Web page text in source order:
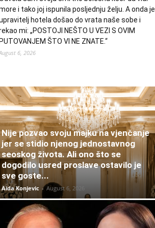
i tako joj ispunila posljednju želju. A onda je
hotela došao do vrata naše sobe i
mi: „POSTOJI NEŠTO U VEZI S OVIM
ŠTO VI NE ZNATE.“
6, 2026
Nije pozvao svoju majku na vjenčanje
jer se stidio njenog jednostavnog
seoskog života. Ali ono što se
dogodilo usred proslave ostavilo je
sve goste...
Aida Konjevic - August 6, 2026